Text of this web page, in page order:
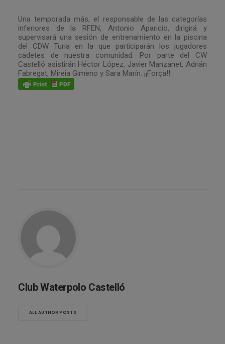
Una temporada más, el responsable de las categorías
inferiores de la RFEN, Antonio Aparicio, dirigirá y
supervisará una sesión de entrenamiento en la piscina
del CDW Turia en la que participarán los jugadores
cadetes de nuestra comunidad. Por parte del CW
Castelló asistirán Héctor López, Javier Manzanet, Adrián
Fabregat, Mireia Gimeno y Sara Marín. ¡¡Força!!.
Club Waterpolo Castelló
ALL AUTHOR POSTS